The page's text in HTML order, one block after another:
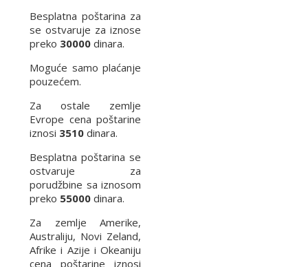
Besplatna poštarina za
se ostvaruje za iznose
preko 30000 dinara.
Moguće samo plaćanje
pouzećem.
Za ostale zemlje
Evrope cena poštarine
iznosi 3510 dinara.
Besplatna poštarina se
ostvaruje za
porudžbine sa iznosom
preko 55000 dinara.
Za zemlje Amerike,
Australiju, Novi Zeland,
Afrike i Azije i Okeaniju
cena poštarine iznosi